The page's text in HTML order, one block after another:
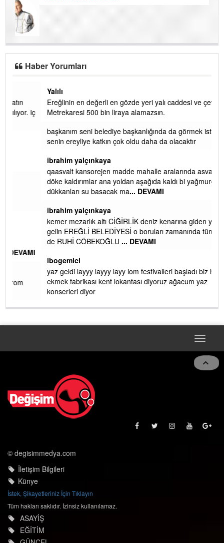
Uzman Klinik Psikolog Erkan EZERÇE
SEVGİ ASLA YETMEZ!
Haber Yorumları
Ereğlinin en değerli en gözde yeri yalı caddesi ve çevresidir.
Metrekaresi 500 bin liraya alamazsın.
başkanım seni belediye başkanlığında da görmek isteriz
senin ereyliye katkın çok oldu daha da olacaktır
ibrahim yalçınkaya
qaasvalt kansorejen madde mahalle aralarında asvalt döke
döke kaldırımlar ana yoldan aşağıda kaldı bi yağmurda
dükkanları su basacak ma... DEVAMI
ibrahim yalçınkaya
kemer mezarlık altı CİĞİRLİK deniz kenarına giden yola
gelin EREĞLİ BELEDİYESİ o boruları zamanında tüm ereğli
de RUHİ CÖBEKOĞLU... DEVAMI
ibogemici
yaz geldi layyy layyy layy lom festivalleri başladı biz halk
ekmek fabrikası kent lokantası diyoruz ağacum yaz
konserleri diyor
© degisimmedya.com
İletişim Bilgileri
Künye
İstek, Şikayetleriniz İçin Tıklayın
ASAYİŞ
EĞİTİM